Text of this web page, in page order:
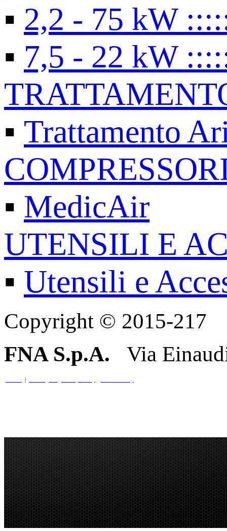
▪ 2,2 - 75 kW
▪ 7,5 - 22 kW
▪ Trattamento
▪ MedicAir
UTENSILI E
▪ Utensili e
Copyright © 2015-217
FNA S.p.A. Via